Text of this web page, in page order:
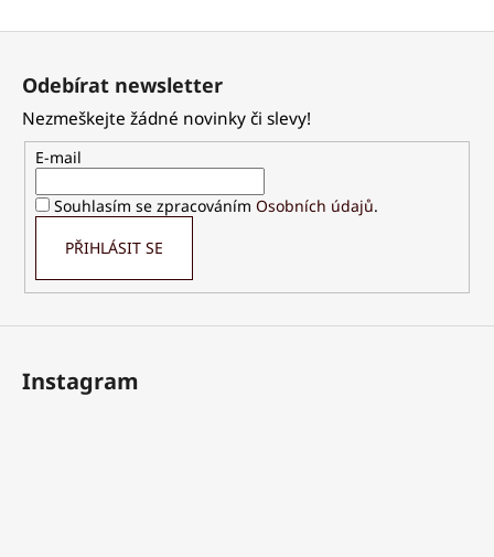
MANIKÚRNÍ
SADA
5
KS
175
Kč
Z
Odebírat newsletter
Nezmeškejte žádné novinky či slevy!
E-mail
Souhlasím se zpracováním Osobních údajů.
PŘIHLÁSIT SE
Instagram